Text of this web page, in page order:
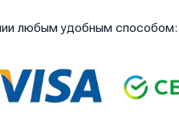
любым удобным способом: